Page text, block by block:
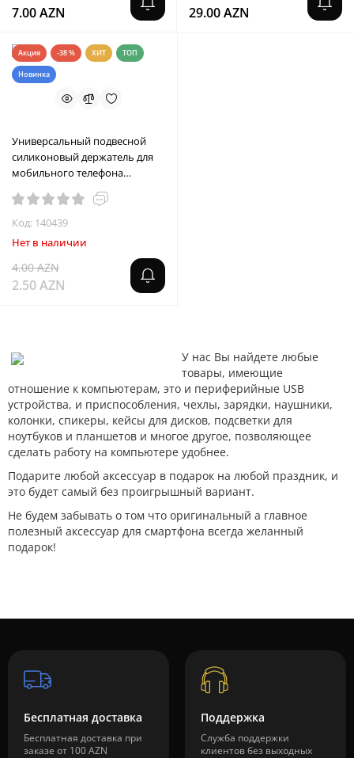
7.00 AZN 29.00 AZN
Акция -38 % ХИТ ТОП
Новинка
Универсальный подвесной
силиконовый держатель для
мобильного телефона
Код: 140439
Нет в наличии
4.00 AZN
2.50 AZN
У нас Вы найдете любые
товары, имеющие
отношение к компьютерам, это и периферийные USB
устройства, и приспособления, чехлы, зарядки, наушники,
колонки, спикеры, кейсы для дисков, подсветки для
ноутбуков и планшетов и многое другое, позволяющее
сделать работу на компьютере удобнее.
Подарите любой аксессуар в подарок на любой праздник, и
это будет самый без проигрышный вариант.
Не будем забывать о том что оригинальный а главное
полезный аксессуар для смартфона всегда желанный
подарок!
Бесплатная доставка
Бесплатная доставка при
заказе от 100 AZN
Поддержка
Служба поддержки
клиентов без выходных